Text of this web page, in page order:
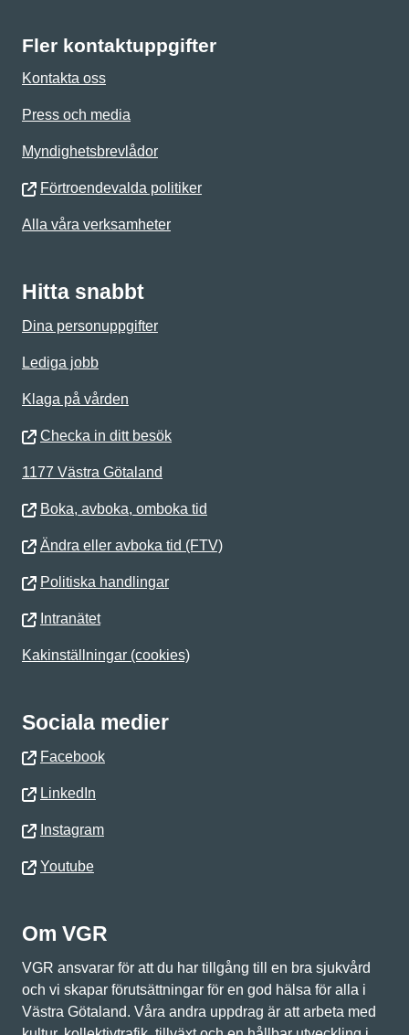
Fler kontaktuppgifter
Kontakta oss
Press och media
Myndighetsbrevlådor
Förtroendevalda politiker
Alla våra verksamheter
Hitta snabbt
Dina personuppgifter
Lediga jobb
Klaga på vården
Checka in ditt besök
1177 Västra Götaland
Boka, avboka, omboka tid
Ändra eller avboka tid (FTV)
Politiska handlingar
Intranätet
Kakinställningar (cookies)
Sociala medier
Facebook
LinkedIn
Instagram
Youtube
Om VGR
VGR ansvarar för att du har tillgång till en bra sjukvård
och vi skapar förutsättningar för en god hälsa för alla i
Västra Götaland. Våra andra uppdrag är att arbeta med